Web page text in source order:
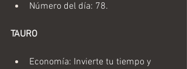
Número del día: 78.
TAURO
Economía: Invierte tu tiempo y